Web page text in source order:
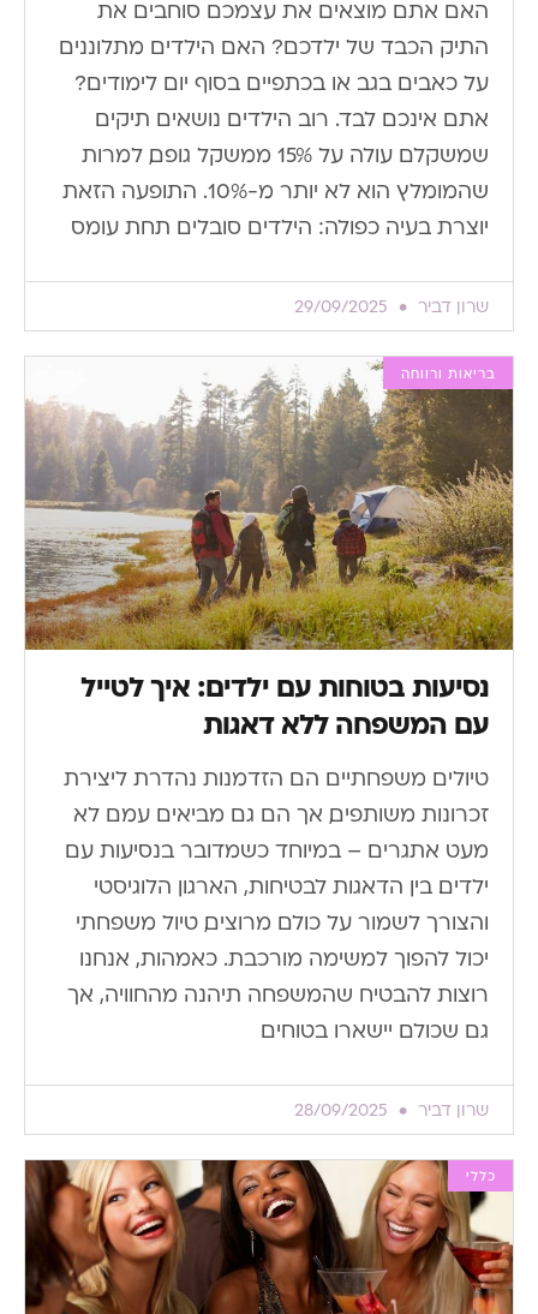
האם אתם מוצאים את עצמכם סוחבים את
התיק הכבד של ילדכם? האם הילדים מתלוננים
על כאבים בגב או בכתפיים בסוף יום לימודים?
אתם אינכם לבד. רוב הילדים נושאים תיקים
שמשקלם עולה על 15% ממשקל גופם, למרות
שהמומלץ הוא לא יותר מ-10%. התופעה הזאת
יוצרת בעיה כפולה: הילדים סובלים תחת עומס
שרון דביר
בריאות ורווחה
נסיעות בטוחות עם ילדים: איך לטייל
עם המשפחה ללא דאגות
טיולים משפחתיים הם הזדמנות נהדרת ליצירת
זכרונות משותפים, אך הם גם מביאים עמם לא
מעט אתגרים – במיוחד כשמדובר בנסיעות עם
ילדים. בין הדאגות לבטיחות, הארגון הלוגיסטי
והצורך לשמור על כולם מרוצים, טיול משפחתי
יכול להפוך למשימה מורכבת. כאמהות, אנחנו
רוצות להבטיח שהמשפחה תיהנה מהחוויה, אך
גם שכולם יישארו בטוחים
שרון דביר
כללי